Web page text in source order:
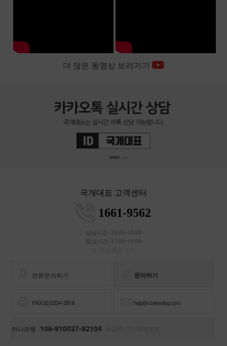
더 많은 동영상 보러가기
국개대표 고객센터
1661-9562
상담시간: 10:00~18:00
점심시간: 13:00~14:00
전화문의하기 문의하기
FAX:02)2234-2816 help@coreadog.com
하나은행 106-910037-92104